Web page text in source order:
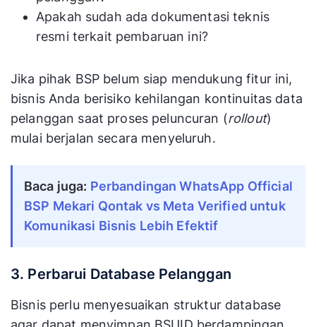
Apakah sudah ada dokumentasi teknis
resmi terkait pembaruan ini?
Jika pihak BSP belum siap mendukung fitur ini,
bisnis Anda berisiko kehilangan kontinuitas data
pelanggan saat proses peluncuran (rollout)
mulai berjalan secara menyeluruh.
Baca juga: Perbandingan WhatsApp Official
BSP Mekari Qontak vs Meta Verified untuk
Komunikasi Bisnis Lebih Efektif
3. Perbarui Database Pelanggan
Bisnis perlu menyesuaikan struktur database